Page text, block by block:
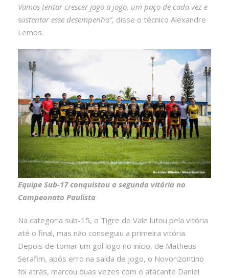
Vamos tentar crescer jogo a jogo, um paço de cada vez e
sustentar esse desempenho”, disse o técnico Alexandre
Lemos.
Equipe Sub-17 conquistou a segunda vitória no
Campeonato Paulista
Na categoria sub-15, o Tigre do Vale lutou pela vitória
até o final, mas não conseguiu a primeira vitória.
Depois de tomar um gol logo no início, de Matheus
Serafim, após erro na saída de jogo, o Novorizontino
foi atrás, marcou duas vezes com o atacante Daniel